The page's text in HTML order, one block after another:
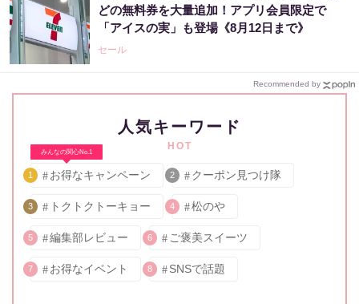
どの無料券を大量追加！アプリ会員限定で
「アイスの実」も登場《8月12日まで》
セール
Recommended by
人気キーワード
HOT
みんなの関心No.1
1 お得なキャンペーン 2 クーポン見つけ隊
3 トクトクトーキョー 4 松のや
5 編集部レビュー 6 ご褒美スイーツ
7 お得なイベント 8 SNSで話題